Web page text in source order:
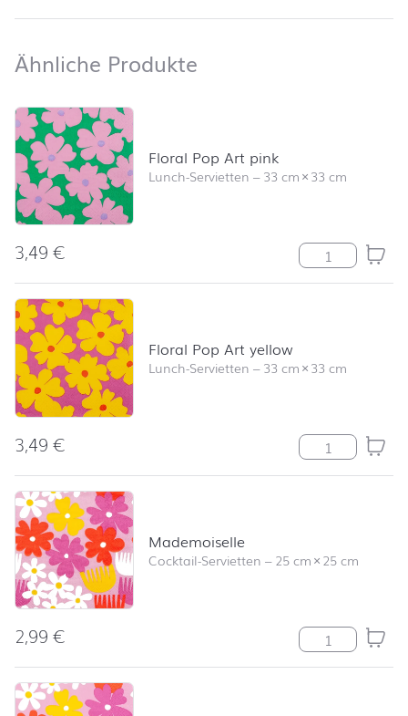
Ähnliche Produkte
Produktliste überspringen und zum Filter springen
Floral Pop Art pink
Lunch-Servietten –33 cm×33 cm
3,49€ Floral Pop Art
Floral Pop Art yellow
Lunch-Servietten –33 cm×33 cm
3,49€ Floral Pop Art
Mademoiselle
Cocktail-Servietten –25 cm×25 cm
2,99€ Mademoiselle